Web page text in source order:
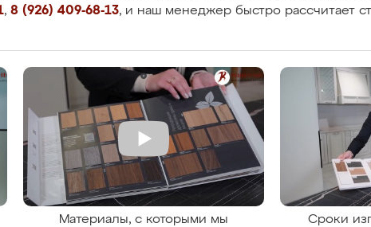
, 8 (926) 409-68-13, и наш менеджер быстро рассчитает
Материалы, с которыми мы
Сроки